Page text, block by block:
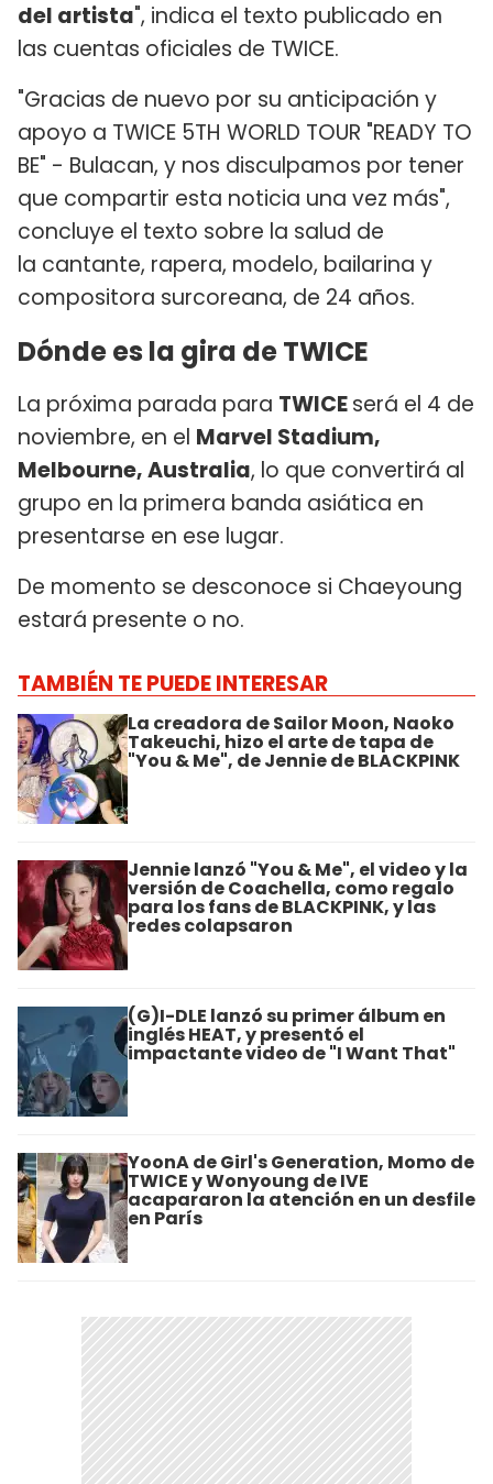
del artista", indica el texto publicado en
las cuentas oficiales de TWICE.
"Gracias de nuevo por su anticipación y
apoyo a TWICE 5TH WORLD TOUR "READY TO
BE" - Bulacan, y nos disculpamos por tener
que compartir esta noticia una vez más",
concluye el texto sobre la salud de
la cantante, rapera, modelo, bailarina y
compositora surcoreana, de 24 años.
Dónde es la gira de TWICE
La próxima parada para TWICEserá el 4 de
noviembre, en el Marvel Stadium,
Melbourne, Australia, lo que convertirá al
grupo en la primera banda asiática en
presentarse en ese lugar.
De momento se desconoce si Chaeyoung
estará presente o no.
TAMBIÉN TE PUEDE INTERESAR
La creadora de Sailor Moon, Naoko
Takeuchi, hizo el arte de tapa de
"You & Me", de Jennie de BLACKPINK
Jennie lanzó "You & Me", el video y la
versión de Coachella, como regalo
para los fans de BLACKPINK, y las
redes colapsaron
(G)I-DLE lanzó su primer álbum en
inglés HEAT, y presentó el
impactante video de "I Want That"
YoonA de Girl's Generation, Momo de
TWICE y Wonyoung de IVE
acapararon la atención en un desfile
en París